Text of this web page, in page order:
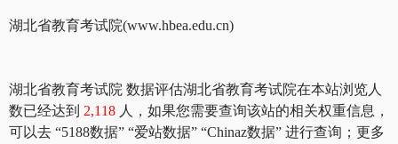
湖北省教育考试院(www.hbea.edu.cn)
湖北省教育考试院 数据评估湖北省教育考试院在本站浏览人
数已经达到 2,118 人，如果您需要查询该站的相关权重信息，
可以去 “5188数据” “爱站数据” “Chinaz数据” 进行查询；更多